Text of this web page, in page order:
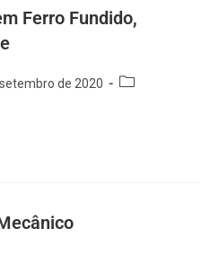
Ferro Fundido,
de 2020